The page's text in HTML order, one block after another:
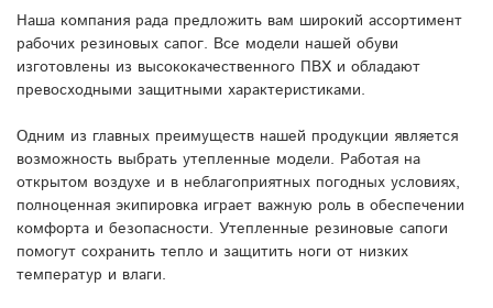
Наша компания рада предложить вам широкий ассортимент
рабочих резиновых сапог. Все модели нашей обуви
изготовлены из высококачественного ПВХ и обладают
превосходными защитными характеристиками.
Одним из главных преимуществ нашей продукции является
возможность выбрать утепленные модели. Работая на
открытом воздухе и в неблагоприятных погодных условиях,
полноценная экипировка играет важную роль в обеспечении
комфорта и безопасности. Утепленные резиновые сапоги
помогут сохранить тепло и защитить ноги от низких
температур и влаги.